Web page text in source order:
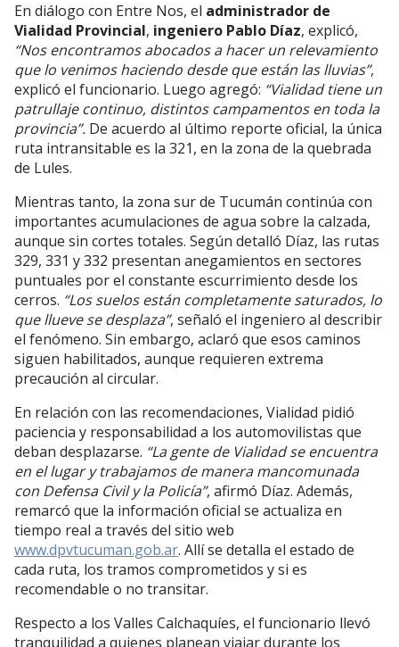
En diálogo con Entre Nos, el administrador de
Vialidad Provincial, ingeniero Pablo Díaz, explicó,
“Nos encontramos abocados a hacer un relevamiento
que lo venimos haciendo desde que están las lluvias”,
explicó el funcionario. Luego agregó: “Vialidad tiene un
patrullaje continuo, distintos campamentos en toda la
provincia”. De acuerdo al último reporte oficial, la única
ruta intransitable es la 321, en la zona de la quebrada
de Lules.
Mientras tanto, la zona sur de Tucumán continúa con
importantes acumulaciones de agua sobre la calzada,
aunque sin cortes totales. Según detalló Díaz, las rutas
329, 331 y 332 presentan anegamientos en sectores
puntuales por el constante escurrimiento desde los
cerros. “Los suelos están completamente saturados, lo
que llueve se desplaza”, señaló el ingeniero al describir
el fenómeno. Sin embargo, aclaró que esos caminos
siguen habilitados, aunque requieren extrema
precaución al circular.
En relación con las recomendaciones, Vialidad pidió
paciencia y responsabilidad a los automovilistas que
deban desplazarse. “La gente de Vialidad se encuentra
en el lugar y trabajamos de manera mancomunada
con Defensa Civil y la Policía”, afirmó Díaz. Además,
remarcó que la información oficial se actualiza en
tiempo real a través del sitio web
www.dpvtucuman.gob.ar. Allí se detalla el estado de
cada ruta, los tramos comprometidos y si es
recomendable o no transitar.
Respecto a los Valles Calchaquíes, el funcionario llevó
tranquilidad a quienes planean viajar durante los